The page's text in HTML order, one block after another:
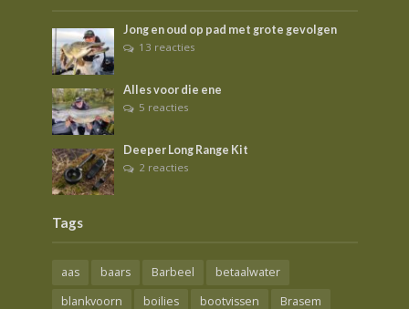
Jong en oud op pad met grote gevolgen
13 reacties
Alles voor die ene
5 reacties
Deeper Long Range Kit
2 reacties
Tags
aas baars Barbeel
betaalwater
blankvoorn
boilies bootvissen
Brasem